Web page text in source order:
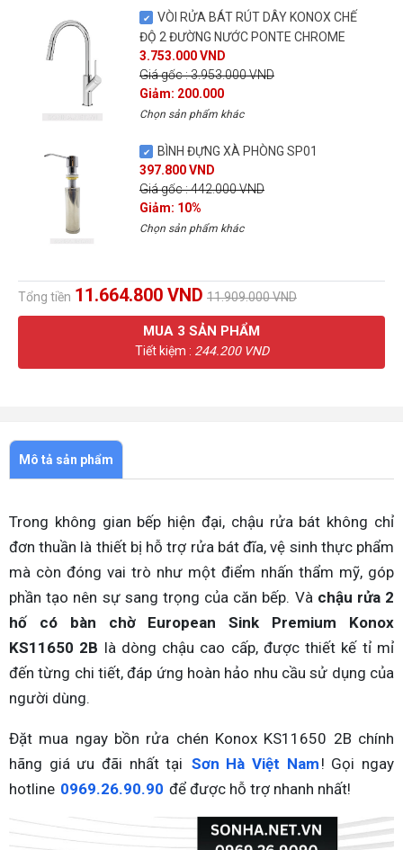
VÒI RỬA BÁT RÚT DÂY KONOX CHẾ
ĐỘ 2 ĐƯỜNG NƯỚC PONTE CHROME
3.753.000 VND
Giá gốc : 3.953.000 VND
Giảm: 200.000
Chọn sản phẩm khác
BÌNH ĐỰNG XÀ PHÒNG SP01
397.800 VND
Giá gốc : 442.000 VND
Giảm: 10%
Chọn sản phẩm khác
Tổng tiền 11.664.800 VND 11.909.000 VND
MUA 3 SẢN PHẨM
Tiết kiệm : 244.200 VND
Mô tả sản phẩm
Trong không gian bếp hiện đại, chậu rửa bát không chỉ
đơn thuần là thiết bị hỗ trợ rửa bát đĩa, vệ sinh thực phẩm
mà còn đóng vai trò như một điểm nhấn thẩm mỹ, góp
phần tạo nên sự sang trọng của căn bếp. Và chậu rửa 2
hố có bàn chờ European Sink Premium Konox
KS11650 2B là dòng chậu cao cấp, được thiết kế tỉ mỉ
đến từng chi tiết, đáp ứng hoàn hảo nhu cầu sử dụng của
người dùng.
Đặt mua ngay bồn rửa chén Konox KS11650 2B chính
hãng giá ưu đãi nhất tại Sơn Hà Việt Nam ! Gọi ngay
hotline 0969.26.90.90 để được hỗ trợ nhanh nhất!